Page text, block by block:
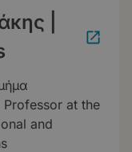
|
Professor at the
and